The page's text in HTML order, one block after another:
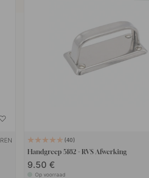
40
Handgreep 5182 - RVS Afwerking
9.50 €
Op voorraad